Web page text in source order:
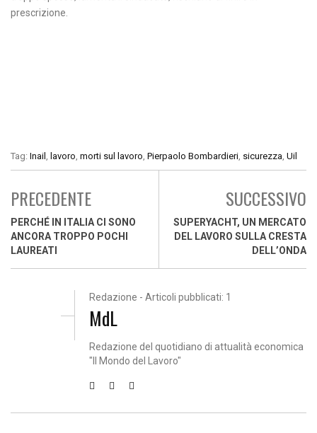
prescrizione.
Tag: Inail , lavoro, morti sul lavoro, Pierpaolo Bombardieri, sicurezza, Uil
PRECEDENTE
PERCHÉ IN ITALIA CI SONO
ANCORA TROPPO POCHI
LAUREATI
SUCCESSIVO
SUPERYACHT, UN MERCATO
DEL LAVORO SULLA CRESTA
DELL’ONDA
Redazione - Articoli pubblicati: 1
MdL
Redazione del quotidiano di attualità economica
"Il Mondo del Lavoro"